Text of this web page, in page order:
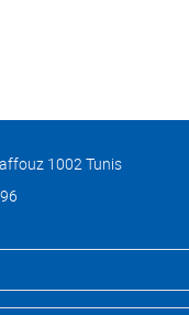
1002 Tunis